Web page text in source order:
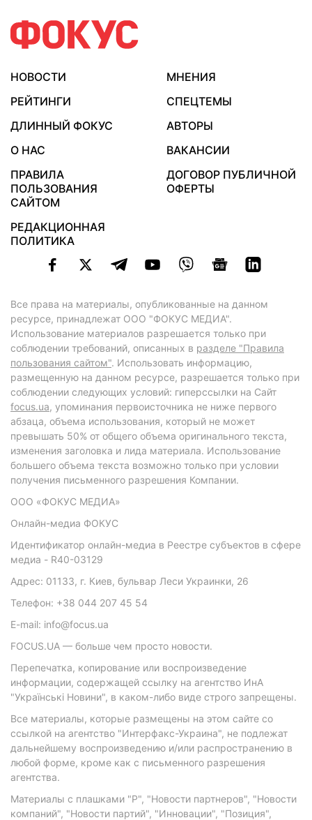
НОВОСТИ
МНЕНИЯ
РЕЙТИНГИ
СПЕЦТЕМЫ
ДЛИННЫЙ ФОКУС
АВТОРЫ
О НАС
ВАКАНСИИ
ПРАВИЛА
ПОЛЬЗОВАНИЯ
САЙТОМ
ДОГОВОР ПУБЛИЧНОЙ
ОФЕРТЫ
РЕДАКЦИОННАЯ
ПОЛИТИКА
Все права на материалы, опубликованные на данном
ресурсе, принадлежат ООО "ФОКУС МЕДИА".
Использование материалов разрешается только при
соблюдении требований, описанных в разделе "Правила
пользования сайтом". Использовать информацию,
размещенную на данном ресурсе, разрешается только при
соблюдении следующих условий: гиперссылки на Сайт
focus.ua, упоминания первоисточника не ниже первого
абзаца, объема использования, который не может
превышать 50% от общего объема оригинального текста,
изменения заголовка и лида материала. Использование
большего объема текста возможно только при условии
получения письменного разрешения Компании.
ООО «ФОКУС МЕДИА»
Онлайн-медиа ФОКУС
Идентификатор онлайн-медиа в Реестре субъектов в сфере
медиа - R40-03129
Адрес: 01133, г. Киев, бульвар Леси Украинки, 26
Телефон: +38 044 207 45 54
E-mail: info@focus.ua
FOCUS.UA — больше чем просто новости.
Перепечатка, копирование или воспроизведение
информации, содержащей ссылку на агентство ИнА
"Українські Новини", в каком-либо виде строго запрещены.
Все материалы, которые размещены на этом сайте со
ссылкой на агентство "Интерфакс-Украина", не подлежат
дальнейшему воспроизведению и/или распространению в
любой форме, кроме как с письменного разрешения
агентства.
Материалы с плашками "Р", "Новости партнеров", "Новости
компаний", "Новости партий", "Инновации", "Позиция",